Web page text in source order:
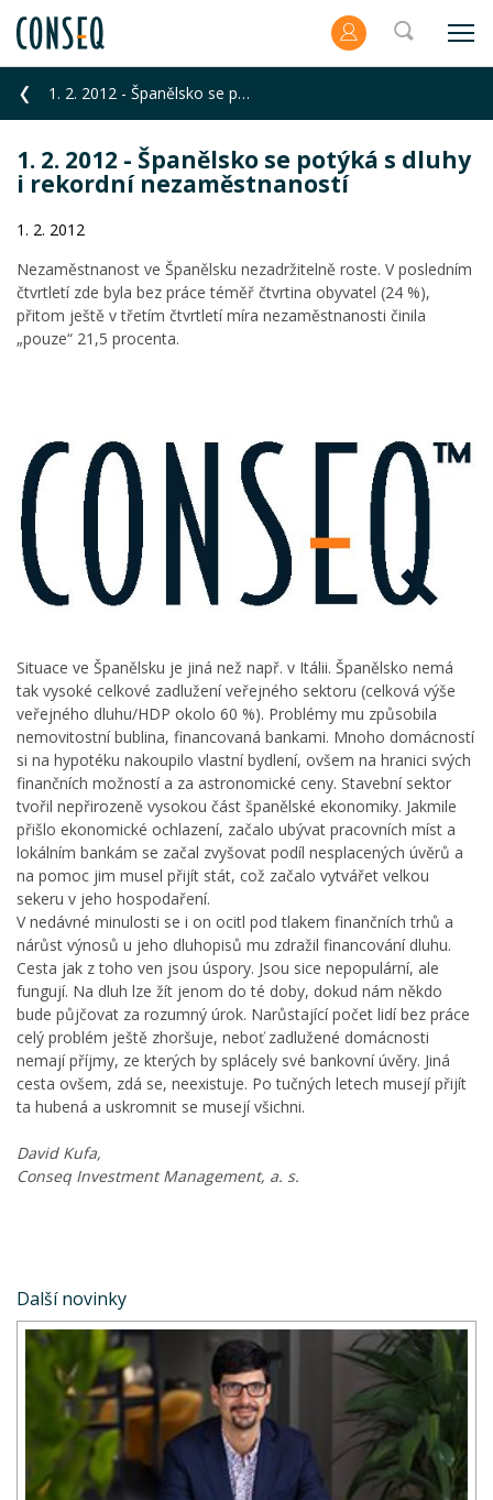
1. 2. 2012 - Španělsko se potýká s dluhy i rekordní nezaměstnaností
1. 2. 2012 - Španělsko se potýká s dluhy
i rekordní nezaměstnaností
1. 2. 2012
Nezaměstnanost ve Španělsku nezadržitelně roste. V posledním
čtvrtletí zde byla bez práce téměř čtvrtina obyvatel (24 %),
přitom ještě v třetím čtvrtletí míra nezaměstnanosti činila
„pouze“ 21,5 procenta.
Situace ve Španělsku je jiná než např. v Itálii. Španělsko nemá
tak vysoké celkové zadlužení veřejného sektoru (celková výše
veřejného dluhu/HDP okolo 60 %). Problémy mu způsobila
nemovitostní bublina, financovaná bankami. Mnoho domácností
si na hypotéku nakoupilo vlastní bydlení, ovšem na hranici svých
finančních možností a za astronomické ceny. Stavební sektor
tvořil nepřirozeně vysokou část španělské ekonomiky. Jakmile
přišlo ekonomické ochlazení, začalo ubývat pracovních míst a
lokálním bankám se začal zvyšovat podíl nesplacených úvěrů a
na pomoc jim musel přijít stát, což začalo vytvářet velkou
sekeru v jeho hospodaření.
V nedávné minulosti se i on ocitl pod tlakem finančních trhů a
nárůst výnosů u jeho dluhopisů mu zdražil financování dluhu.
Cesta jak z toho ven jsou úspory. Jsou sice nepopulární, ale
fungují. Na dluh lze žít jenom do té doby, dokud nám někdo
bude půjčovat za rozumný úrok. Narůstající počet lidí bez práce
celý problém ještě zhoršuje, neboť zadlužené domácnosti
nemají příjmy, ze kterých by splácely své bankovní úvěry. Jiná
cesta ovšem, zdá se, neexistuje. Po tučných letech musejí přijít
ta hubená a uskromnit se musejí všichni.
David Kufa,
Conseq Investment Management, a. s.
Další novinky